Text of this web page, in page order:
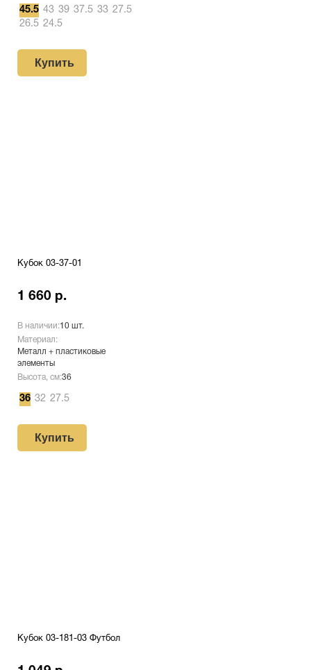
45.5 43 39 37.5 33 27.5
26.5 24.5
Купить
Кубок 03-37-01
1 660 р.
В наличии:10 шт.
Материал:
Металл + пластиковые
элементы
Высота, см:36
36 32 27.5
Купить
Кубок 03-181-03 Футбол